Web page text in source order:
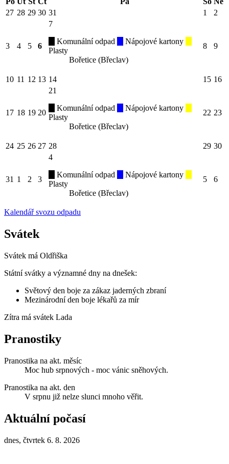
27 28 29 30 31 1 2
3 4 5 6
7
Komunální odpad
Nápojové kartony
Plasty
Bořetice (Břeclav)
8 9
10 11 12 13 14 15 16
17 18 19 20
21
Komunální odpad
Nápojové kartony
Plasty
Bořetice (Břeclav)
22 23
24 25 26 27 28 29 30
31 1 2 3
4
Komunální odpad
Nápojové kartony
Plasty
Bořetice (Břeclav)
5 6
Kalendář svozu odpadu
Svátek
Svátek má Oldřiška
Státní svátky a významné dny na dnešek:
Světový den boje za zákaz jaderných zbraní
Mezinárodní den boje lékařů za mír
Zítra má svátek Lada
Pranostiky
Pranostika na akt. měsíc
Moc hub srpnových - moc vánic sněhových.
Pranostika na akt. den
V srpnu již nelze slunci mnoho věřit.
Aktuální počasí
dnes, čtvrtek 6. 8. 2026